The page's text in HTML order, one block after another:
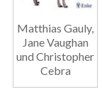
Matthias Gauly,
Jane Vaughan
und Christopher
Cebra